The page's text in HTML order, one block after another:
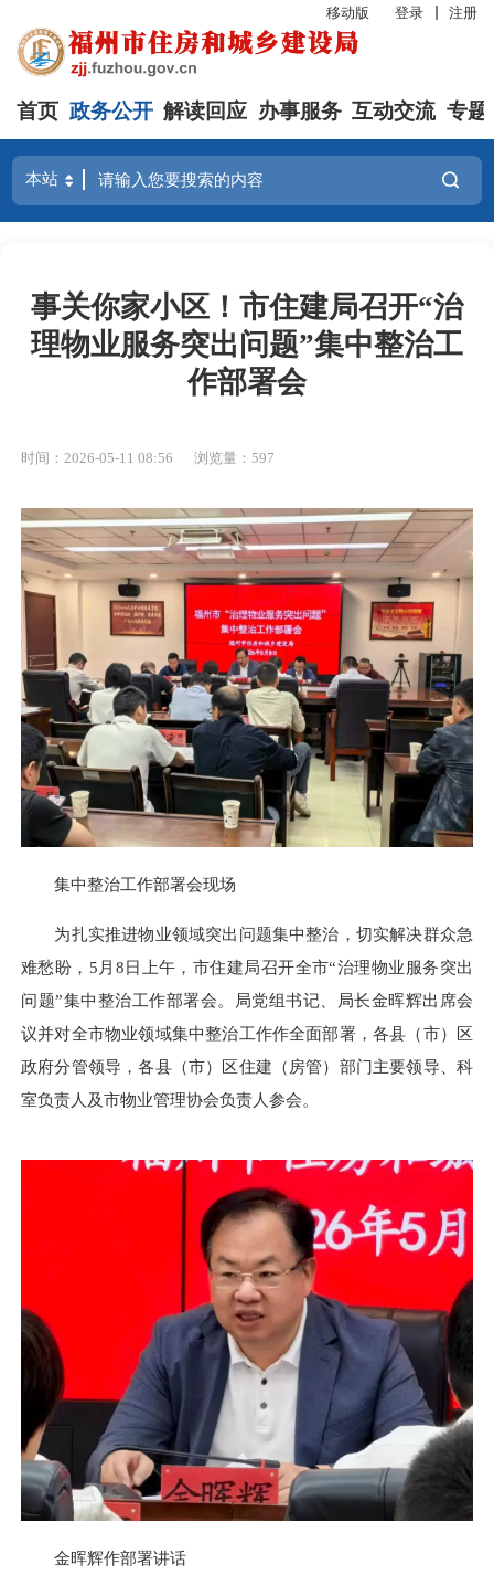
移动版 登录 注册
首页 政务公开 解读回应 办事服务 互动交流 专题
事关你家小区！市住建局召开“治
理物业服务突出问题”集中整治工
作部署会
时间：2026-05-11 08:56 浏览量：597
集中整治工作部署会现场
为扎实推进物业领域突出问题集中整治，切实解决群众急
难愁盼，5月8日上午，市住建局召开全市“治理物业服务突出
问题”集中整治工作部署会。局党组书记、局长金晖辉出席会
议并对全市物业领域集中整治工作作全面部署，各县（市）区
政府分管领导，各县（市）区住建（房管）部门主要领导、科
室负责人及市物业管理协会负责人参会。
金晖辉作部署讲话